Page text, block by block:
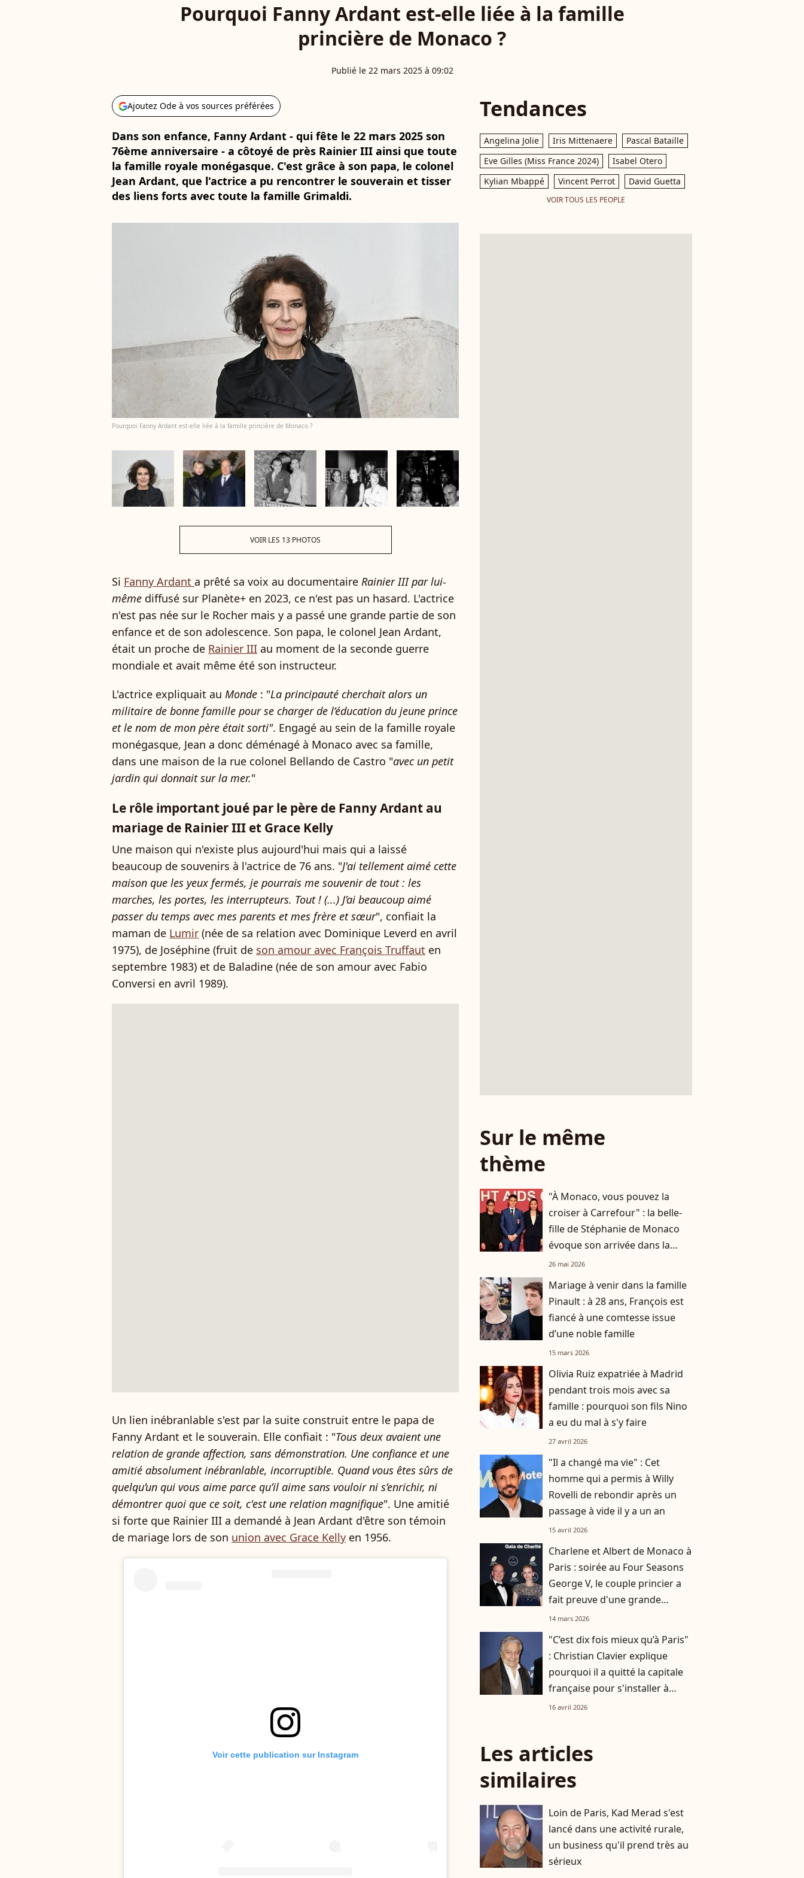
Pourquoi Fanny Ardant est-elle liée à la famille
princière de Monaco ?
Publié le 22 mars 2025 à 09:02
Ajoutez Ode à vos sources préférées
Dans son enfance, Fanny Ardant - qui fête le 22 mars 2025 son
76ème anniversaire - a côtoyé de près Rainier III ainsi que toute
la famille royale monégasque. C'est grâce à son papa, le colonel
Jean Ardant, que l'actrice a pu rencontrer le souverain et tisser
des liens forts avec toute la famille Grimaldi.
Pourquoi Fanny Ardant est-elle liée à la famille princière de Monaco ?
VOIR LES 13 PHOTOS
Si Fanny Ardant a prêté sa voix au documentaire Rainier III par lui-
même diffusé sur Planète+ en 2023, ce n'est pas un hasard. L'actrice
n'est pas née sur le Rocher mais y a passé une grande partie de son
enfance et de son adolescence. Son papa, le colonel Jean Ardant,
était un proche de Rainier III au moment de la seconde guerre
mondiale et avait même été son instructeur.
L'actrice expliquait au Monde : "La principauté cherchait alors un
militaire de bonne famille pour se charger de l’éducation du jeune prince
et le nom de mon père était sorti". Engagé au sein de la famille royale
monégasque, Jean a donc déménagé à Monaco avec sa famille,
dans une maison de la rue colonel Bellando de Castro "avec un petit
jardin qui donnait sur la mer."
Le rôle important joué par le père de Fanny Ardant au
mariage de Rainier III et Grace Kelly
Une maison qui n'existe plus aujourd'hui mais qui a laissé
beaucoup de souvenirs à l'actrice de 76 ans. "J'ai tellement aimé cette
maison que les yeux fermés, je pourrais me souvenir de tout : les
marches, les portes, les interrupteurs. Tout ! (...) J’ai beaucoup aimé
passer du temps avec mes parents et mes frère et sœur", confiait la
maman de Lumir (née de sa relation avec Dominique Leverd en avril
1975), de Joséphine (fruit de son amour avec François Truffaut en
septembre 1983) et de Baladine (née de son amour avec Fabio
Conversi en avril 1989).
Un lien inébranlable s'est par la suite construit entre le papa de
Fanny Ardant et le souverain. Elle confiait : "Tous deux avaient une
relation de grande affection, sans démonstration. Une confiance et une
amitié absolument inébranlable, incorruptible. Quand vous êtes sûrs de
quelqu’un qui vous aime parce qu’il aime sans vouloir ni s’enrichir, ni
démontrer quoi que ce soit, c'est une relation magnifique". Une amitié
si forte que Rainier III a demandé à Jean Ardant d'être son témoin
de mariage lors de son union avec Grace Kelly en 1956.
Voir cette publication sur Instagram
Tendances
Angelina Jolie Iris Mittenaere
Pascal Bataille
Eve Gilles (Miss France 2024)
Isabel Otero
Kylian Mbappé
Vincent Perrot David Guetta
VOIR TOUS LES PEOPLE
Sur le même
thème
"À Monaco, vous pouvez la
croiser à Carrefour" : la belle-
fille de Stéphanie de Monaco
évoque son arrivée dans la
famille princière
26 mai 2026
Mariage à venir dans la famille
Pinault : à 28 ans, François est
fiancé à une comtesse issue
d’une noble famille
15 mars 2026
Olivia Ruiz expatriée à Madrid
pendant trois mois avec sa
famille : pourquoi son fils Nino
a eu du mal à s'y faire
27 avril 2026
"Il a changé ma vie" : Cet
homme qui a permis à Willy
Rovelli de rebondir après un
passage à vide il y a un an
15 avril 2026
Charlene et Albert de Monaco à
Paris : soirée au Four Seasons
George V, le couple princier a
fait preuve d'une grande
générosité
14 mars 2026
"C’est dix fois mieux qu’à Paris"
: Christian Clavier explique
pourquoi il a quitté la capitale
française pour s'installer à
Bruxelles
16 avril 2026
Les articles
similaires
Loin de Paris, Kad Merad s'est
lancé dans une activité rurale,
un business qu'il prend très au
sérieux